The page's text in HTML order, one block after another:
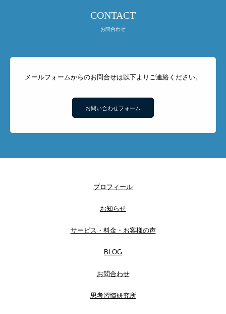
CONTACT
お問合わせ
メールフォームからのお問合せは以下よりご連絡ください。
お問い合わせフォーム
プロフィール
お知らせ
サービス・料金・お客様の声
BLOG
お問合わせ
思考習慣研究所